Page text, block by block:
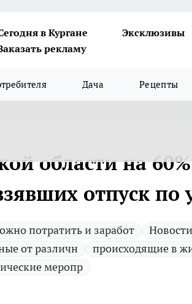
в Кургане Эксклюзивы
рекламу
Дача Рецепты
области на
отпуск по
потратить и заработ
от различн
происходящие в
меропр